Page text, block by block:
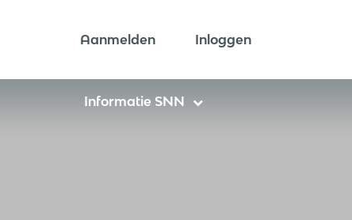
Inloggen
Aanmelden
Informatie SNN